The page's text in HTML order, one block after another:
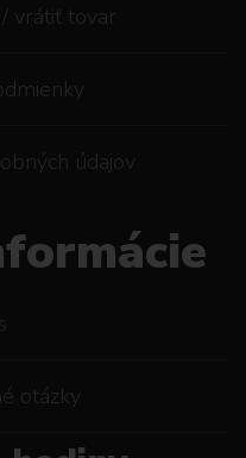
vrátiť tovar
údajov
otázky